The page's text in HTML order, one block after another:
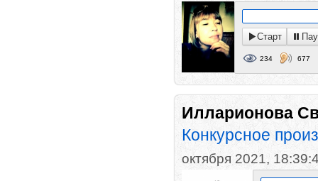
Старт
234 677
Илларионова
Конкурсное
октября 2021,